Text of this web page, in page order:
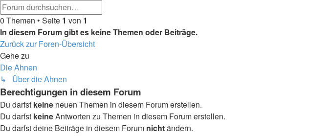
0 Themen • Seite 1 von 1
In diesem Forum gibt es keine Themen oder Beiträge.
Zurück zur Foren-Übersicht
Gehe zu
Die Ahnen
↳ Über die Ahnen
Berechtigungen in diesem Forum
Du darfst keine neuen Themen in diesem Forum erstellen.
Du darfst keineAntworten zu Themen in diesem Forum erstellen.
Du darfst deine Beiträge in diesem Forum nichtändern.